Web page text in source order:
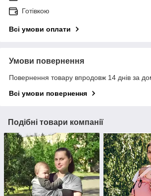
Готівкою
Всі умови оплати
Умови повернення
Повернення товару впродовж 14 днів за
Всі умови повернення
Подібні товари компанії